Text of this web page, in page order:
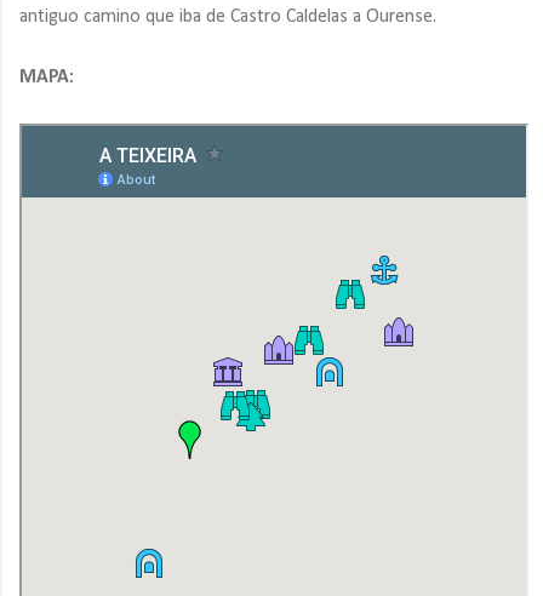
antiguo camino que iba de Castro Caldelas a Ourense.
MAPA: